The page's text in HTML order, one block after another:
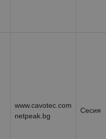
www.cavotec.com
netpeak.bg
Сесия